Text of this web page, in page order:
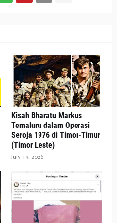
Kisah Bharatu Markus
Temaluru dalam Operasi
Seroja 1976 di Timor-Timur
(Timor Leste)
July 19, 2026